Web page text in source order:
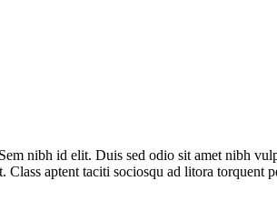
nibh id elit. Duis sed odio sit amet nibh
aptent taciti sociosqu ad litora torquent